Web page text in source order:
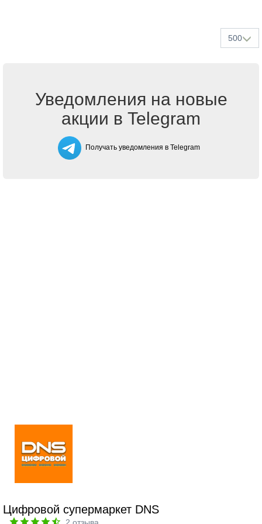
500
Уведомления на новые
акции в Telegram
Получать уведомления в Telegram
Цифровой супермаркет DNS